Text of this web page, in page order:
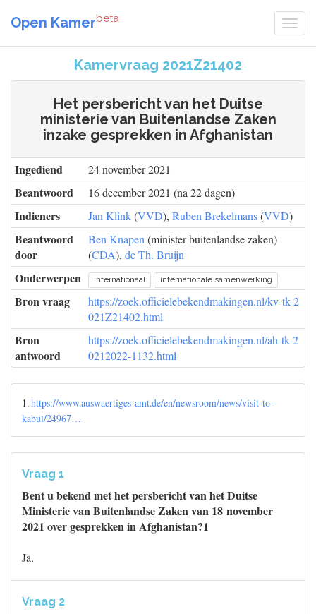
Open Kamerbeta
Kamervraag 2021Z21402
Het persbericht van het Duitse
ministerie van Buitenlandse Zaken
inzake gesprekken in Afghanistan
Ingediend 24 november 2021
Beantwoord 16 december 2021 (na 22 dagen)
Indieners Jan Klink(VVD), Ruben Brekelmans(VVD)
Beantwoord
door
Ben Knapen (minister buitenlandse zaken)
(CDA), de Th. Bruijn
Onderwerpen internationaal internationale samenwerking
Bron vraag
https://zoek.officielebekendmakingen.nl/kv-tk-2
021Z21402.html
Bron
antwoord
https://zoek.officielebekendmakingen.nl/ah-tk-2
0212022-1132.html
1.https://www.auswaertiges-amt.de/en/newsroom/news/visit-to-
kabul/24967…
Vraag 1
Bent u bekend met het persbericht van het Duitse
Ministerie van Buitenlandse Zaken van 18 november
2021 over gesprekken in Afghanistan?1
Ja.
Vraag 2